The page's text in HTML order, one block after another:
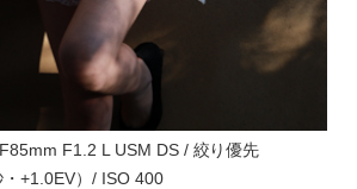
F1.2 L USM DS / 絞り優先
+1.0EV）/ ISO 400